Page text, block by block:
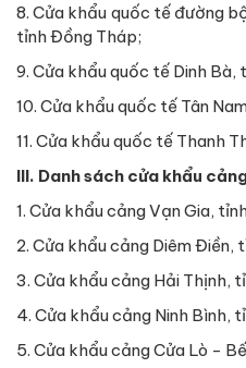
8. Cửa khẩu quốc tế đường
tỉnh Đồng Tháp;
9. Cửa khẩu quốc tế Dinh
10. Cửa khẩu quốc tế Tân
11. Cửa khẩu quốc tế Thanh
III. Danh sách cửa khẩu
1. Cửa khẩu cảng Vạn Gia,
2. Cửa khẩu cảng Diêm Điền,
3. Cửa khẩu cảng Hải Thịnh,
4. Cửa khẩu cảng Ninh Bình,
5. Cửa khẩu cảng Cửa Lò -